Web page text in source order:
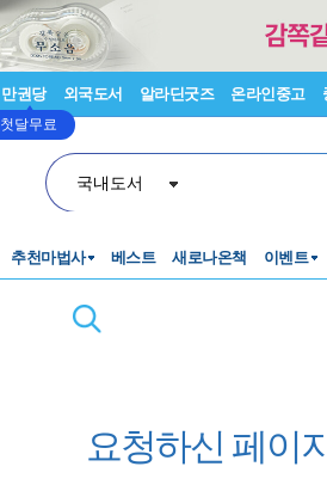
만권당
첫달무료
외국도서 알라딘굿즈 온라인중고
국내도서
추천마법사 베스트 새로나온책 이벤트
요청하신 페이